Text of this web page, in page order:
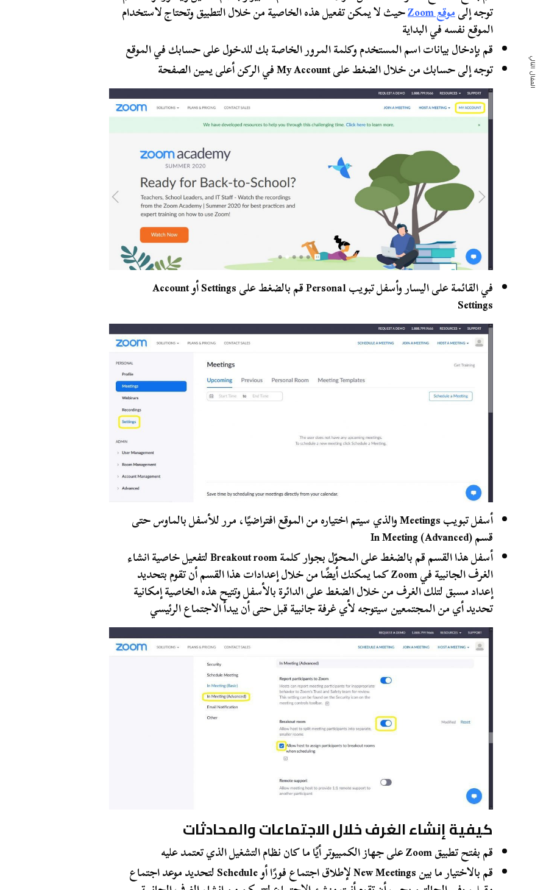
توجه إلىموقع Zoom حيث لا يمكن تفعيل هذه الخاصية من خلال التطبيق وتحتاج لاستخدام
الموقع نفسه في البداية
قم بإدخال بيانات اسم المستخدم وكلمة المرور الخاصة بك للدخول على حسابك في الموقع
توجه إلى حسابك من خلال الضغط على My Account في الركن أعلى يمين الصفحة
في القائمة على اليسار وأسفل تبويب Personal قم بالضغط على Settings أو Account
Settings
أسفل تبويب Meetings والذي سيتم اختياره من الموقع افتراضيًا، مرر للأسفل بالماوس حتى
قسم In Meeting (Advanced)
أسفل هذا القسم قم بالضغط على المحوّل بجوار كلمة Breakout room لتفعيل خاصية انشاء
الغرف الجانبية في Zoom كما يمكنك أيضًا من خلال إعدادات هذا القسم أن تقوم بتحديد
إعداد مسبق لتلك الغرف من خلال الضغط على الدائرة بالأسفل وتتيح هذه الخاصية إمكانية
تحديد أي من المجتمعين سيتوجه لأي غرفة جانبية قبل حتى أن يبدأ الاجتماع الرئيسي
كيفية إنشاء الغرف خلال الاجتماعات والمحادثات
قم بفتح تطبيق Zoom على جهاز الكمبيوتر أيًا ما كان نظام التشغيل الذي تعتمد عليه
قم بالاختيار ما بين New Meetings لإطلاق اجتماع فورًا أو Schedule لتحديد موعد اجتماع
المقال التالي